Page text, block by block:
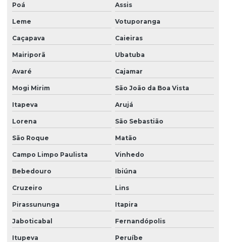
Facility services limpeza
Facility serviços terceirizados
Lavadora de piso para galpão
Lavagem de vidros e fachadas
Limpeza e conservação terceirizada
Limpeza conservação e zeladoria
Limpeza empresarial
Limpeza empresarial especializada
Limpeza empresarial terceirizada
Limpeza escritorio terceirizada
Limpeza de fachada comercial
Poá Assis
Leme Votuporanga
Caçapava Caieiras
Mairiporã Ubatuba
Avaré Cajamar
Mogi Mirim São João da Boa Vista
Itapeva Arujá
Lorena São Sebastião
São Roque Matão
Campo Limpo Paulista Vinhedo
Bebedouro Ibiúna
Cruzeiro Lins
Pirassununga Itapira
Jaboticabal Fernandópolis
Itupeva Peruíbe